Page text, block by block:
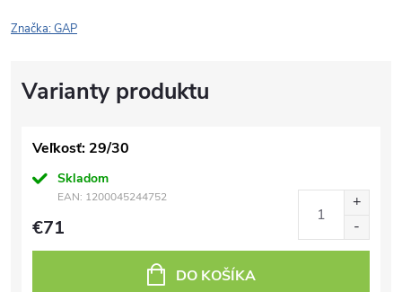
Značka:GAP
Veľkosť: 29/30
Skladom
EAN: 1200045244752
€71
DO KOŠÍKA